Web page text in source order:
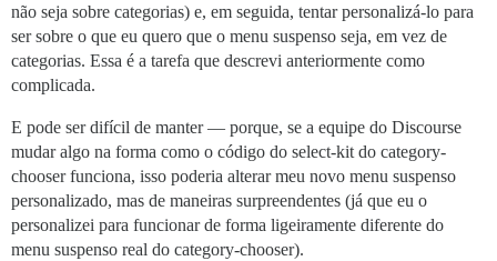
não seja sobre categorias) e, em seguida, tentar personalizá-lo para
ser sobre o que eu quero que o menu suspenso seja, em vez de
categorias. Essa é a tarefa que descrevi anteriormente como
complicada.
E pode ser difícil de manter — porque, se a equipe do Discourse
mudar algo na forma como o código do select-kit do category-
chooser funciona, isso poderia alterar meu novo menu suspenso
personalizado, mas de maneiras surpreendentes (já que eu o
personalizei para funcionar de forma ligeiramente diferente do
menu suspenso real do category-chooser).